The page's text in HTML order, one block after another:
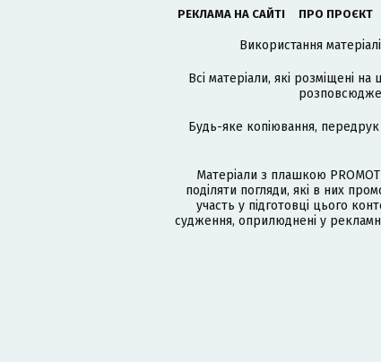
РЕКЛАМА НА САЙТІ ПРО ПРОЄКТ
Використання
Всі матеріали, які розміщені
Будь-яке копіювання, передрук
Матеріали з плашкою
поділяти погляди, які в них
участь у підготовці цього
судження, оприлюднені у